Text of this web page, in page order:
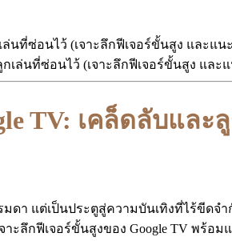
นที่ซ่อนไว้ (เจาะลึกฟีเจอร์ขั้นสูง และแ
TV: เคล็ดลับแล
มดา แต่เป็นประตูสู่ความบันเทิงที่ไร้ขี
ะลึกฟีเจอร์ขั้นสูงของ Google TV พร้